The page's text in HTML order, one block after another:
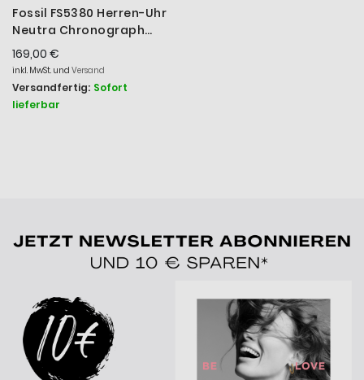
Fossil FS5380 Herren-Uhr
Neutra Chronograph
Quarz mit Leder-Band Ø
44 mm
169,00 €
inkl. MwSt. und Versand
Versandfertig: Sofort
lieferbar